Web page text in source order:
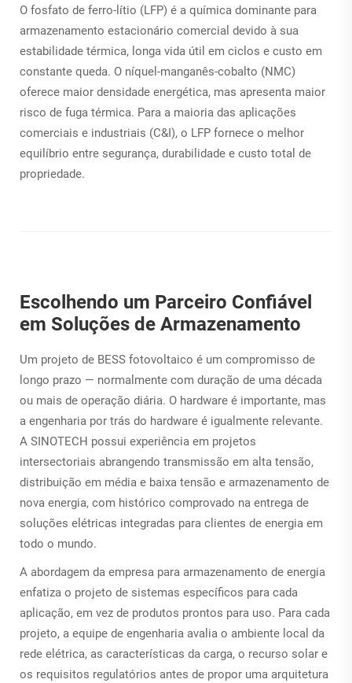
O fosfato de ferro-lítio (LFP) é a química dominante para
armazenamento estacionário comercial devido à sua
estabilidade térmica, longa vida útil em ciclos e custo em
constante queda. O níquel-manganês-cobalto (NMC)
oferece maior densidade energética, mas apresenta maior
risco de fuga térmica. Para a maioria das aplicações
comerciais e industriais (C&I), o LFP fornece o melhor
equilíbrio entre segurança, durabilidade e custo total de
propriedade.
Escolhendo um Parceiro Confiável
em Soluções de Armazenamento
Um projeto de BESS fotovoltaico é um compromisso de
longo prazo — normalmente com duração de uma década
ou mais de operação diária. O hardware é importante, mas
a engenharia por trás do hardware é igualmente relevante.
A SINOTECH possui experiência em projetos
intersectoriais abrangendo transmissão em alta tensão,
distribuição em média e baixa tensão e armazenamento de
nova energia, com histórico comprovado na entrega de
soluções elétricas integradas para clientes de energia em
todo o mundo.
A abordagem da empresa para armazenamento de energia
enfatiza o projeto de sistemas específicos para cada
aplicação, em vez de produtos prontos para uso. Para cada
projeto, a equipe de engenharia avalia o ambiente local da
rede elétrica, as características da carga, o recurso solar e
os requisitos regulatórios antes de propor uma arquitetura